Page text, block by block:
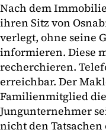
Nach dem
ihren Sitz von
verlegt, ohne seine
informieren. Diese
recherchieren.
erreichbar. Der
Familienmitglied
Jungunternehmer
nicht den Tatsachen